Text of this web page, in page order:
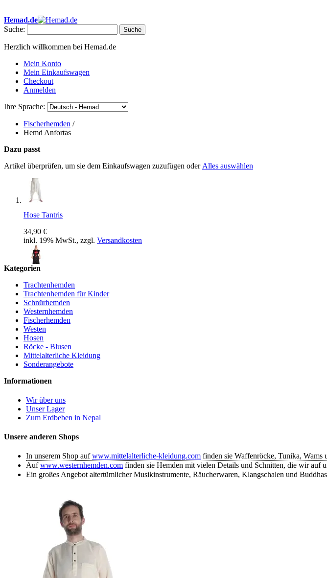
Hemad.de
Suche:
Suche
Herzlich willkommen bei Hemad.de
Mein Konto
Mein Einkaufswagen
Checkout
Anmelden
Ihre Sprache:
Fischerhemden /
Hemd Anfortas
Dazu passt
Artikel überprüfen, um sie dem Einkaufswagen zuzufügen oder Alles auswählen
Hose Tantris
34,90 €
inkl. 19% MwSt., zzgl. Versandkosten
Waffenrock Eckesachs
39,90 €
inkl. 19% MwSt., zzgl.
Wams Letur
48,90 €
Tasche Irmenfried
inkl. 19% MwSt., zzgl.
Trachtenhemd Attel
inkl. 19% MwSt., zzgl.
Pelerine Laurin
49,90 €
inkl. 19% MwSt., zzgl. Versandkosten
Kategorien
Trachtenhemden
Trachtenhemden für Kinder
Schnürhemden
Westernhemden
Fischerhemden
Westen
Hosen
Röcke - Blusen
Mittelalterliche Kleidung
Sonderangebote
Informationen
Wir über uns
Unser Lager
Zum Erdbeben in Nepal
Unsere anderen Shops
In unserem Shop aufwww.mittelalterliche-kleidung.com finden sie Waffenröcke, Tunika, Wams
Aufwww.westernhemden.com finden sie Hemden mit vielen Details und Schnitten, die wir auf
Ein großes Angebot altertümlicher Musikinstrumente, Räucherwaren, Klangschalen und